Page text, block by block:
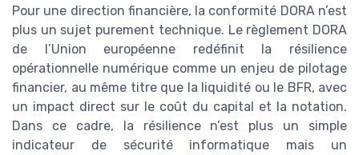
Pour une direction financière, la conformité DORA n’est
plus un sujet purement technique. Le règlement DORA
de l’Union européenne redéfinit la résilience
opérationnelle numérique comme un enjeu de pilotage
financier, au même titre que la liquidité ou le BFR, avec
un impact direct sur le coût du capital et la notation.
Dans ce cadre, la résilience n’est plus un simple
indicateur de sécurité informatique mais un